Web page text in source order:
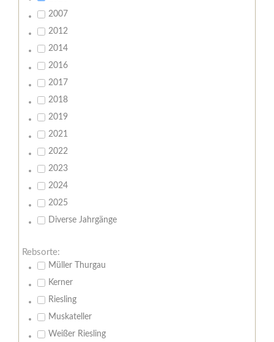
2007
2012
2014
2016
2017
2018
2019
2021
2022
2023
2024
2025
Diverse Jahrgänge
Rebsorte:
Müller Thurgau
Kerner
Riesling
Muskateller
Weißer Riesling